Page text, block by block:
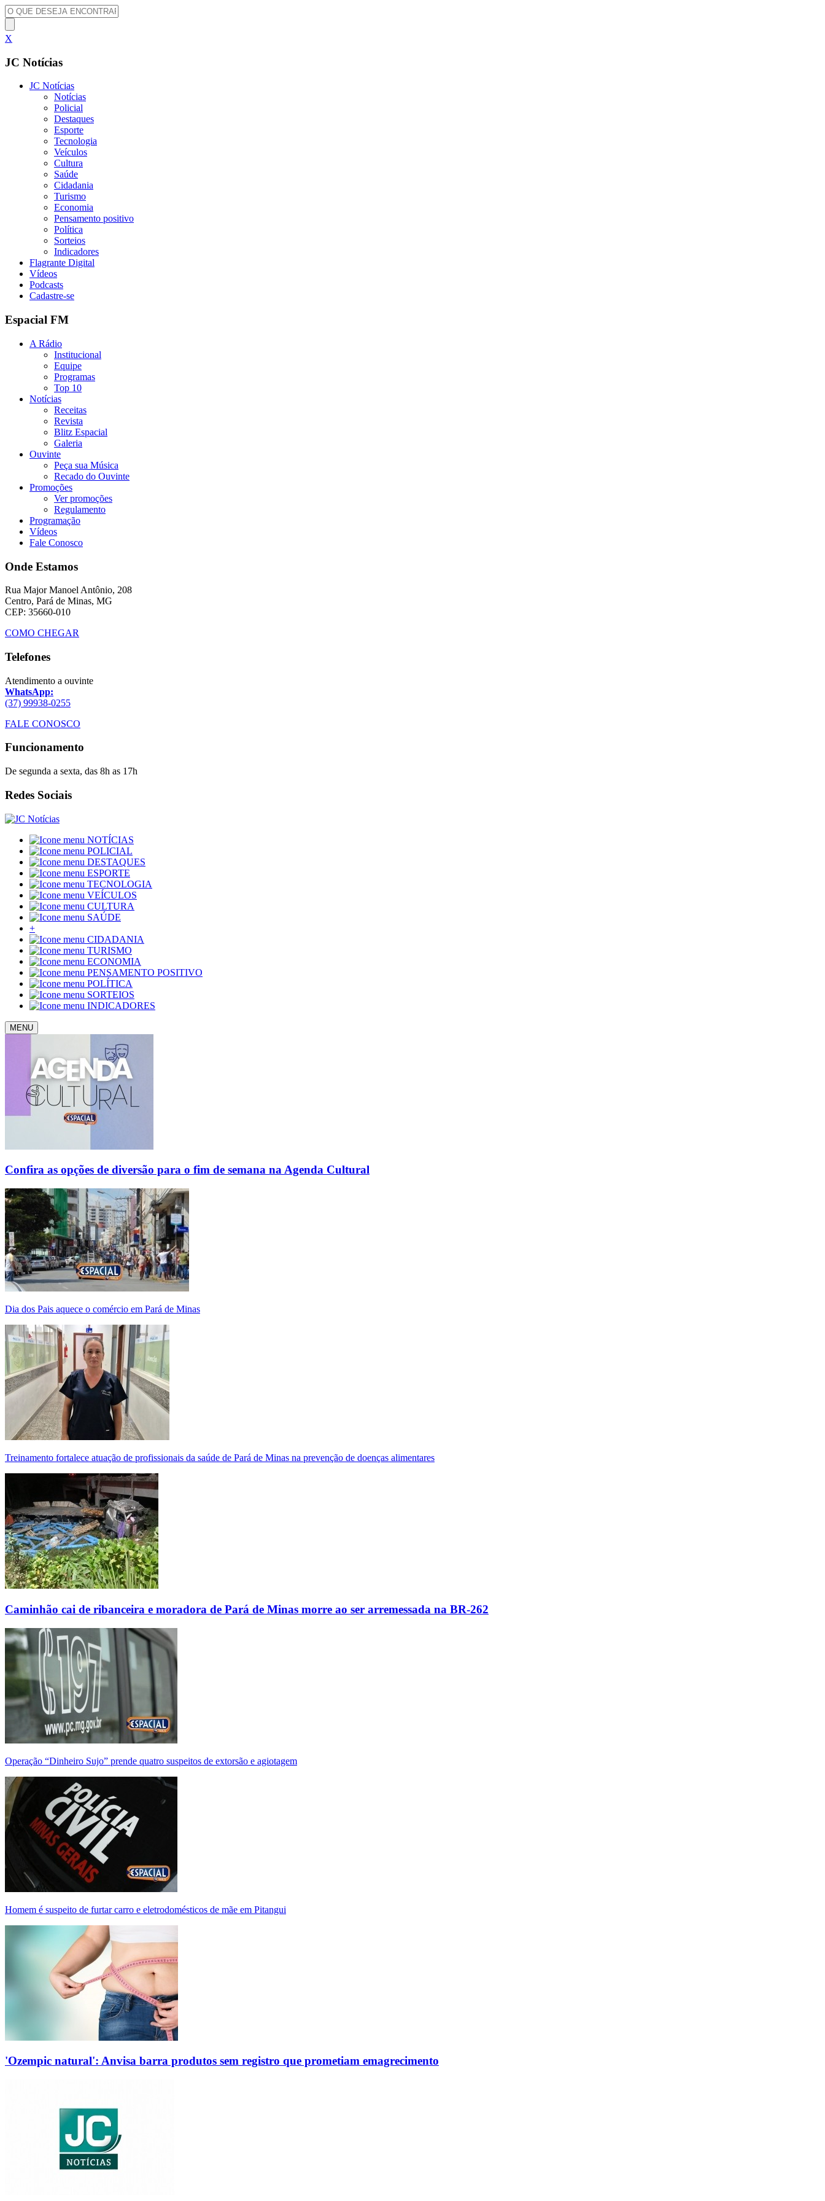
X
JC Notícias
JC Notícias
Notícias
Policial
Destaques
Esporte
Tecnologia
Veículos
Cultura
Saúde
Cidadania
Turismo
Economia
Pensamento positivo
Política
Sorteios
Indicadores
Flagrante Digital
Vídeos
Podcasts
Cadastre-se
Espacial FM
A Rádio
Institucional
Equipe
Programas
Top 10
Notícias
Receitas
Revista
Blitz Espacial
Galeria
Ouvinte
Peça sua Música
Recado do Ouvinte
Promoções
Ver promoções
Regulamento
Programação
Vídeos
Fale Conosco
Onde Estamos
Rua Major Manoel Antônio, 208
Centro, Pará de Minas, MG
CEP: 35660-010
COMO CHEGAR
Telefones
Atendimento a ouvinte
WhatsApp:
(37) 99938-0255
FALE CONOSCO
Funcionamento
De segunda a sexta, das 8h as 17h
Redes Sociais
NOTÍCIAS
POLICIAL
DESTAQUES
ESPORTE
TECNOLOGIA
VEÍCULOS
CULTURA
SAÚDE
+
CIDADANIA
TURISMO
ECONOMIA
PENSAMENTO POSITIVO
POLÍTICA
SORTEIOS
INDICADORES
MENU
Confira as opções de diversão para o fim de semana na Agenda Cultural
Dia dos Pais aquece o comércio em Pará de Minas
Treinamento fortalece atuação de profissionais da saúde de Pará de Minas na prevenção de doenças alimentares
Caminhão cai de ribanceira e moradora de Pará de Minas morre ao ser arremessada na BR-262
Operação “Dinheiro Sujo” prende quatro suspeitos de extorsão e agiotagem
Homem é suspeito de furtar carro e eletrodomésticos de mãe em Pitangui
'Ozempic natural': Anvisa barra produtos sem registro que prometiam emagrecimento